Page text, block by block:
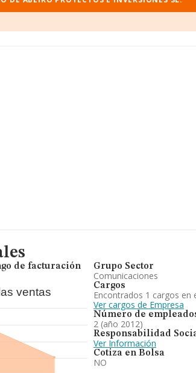
todas las compañías. Teniendo en cuenta la
millones de euros. Como información adicional
de facturación
ventas
Grupo Sector
Comunicaciones
Cargos
Encontrados 1 cargos en
Ver cargos de Empresa
Número de
2 (año 2012)
Responsabilidad
Ver Información
Cotiza en Bolsa
NO